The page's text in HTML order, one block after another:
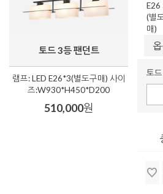
토드 3등 팬던트
램프: LED E26*3(별도구매) 사이
즈:W930*H450*D200
510,000원
E26
(별
매)
토